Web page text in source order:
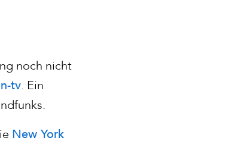
noch nicht
n-tv. Ein
New York